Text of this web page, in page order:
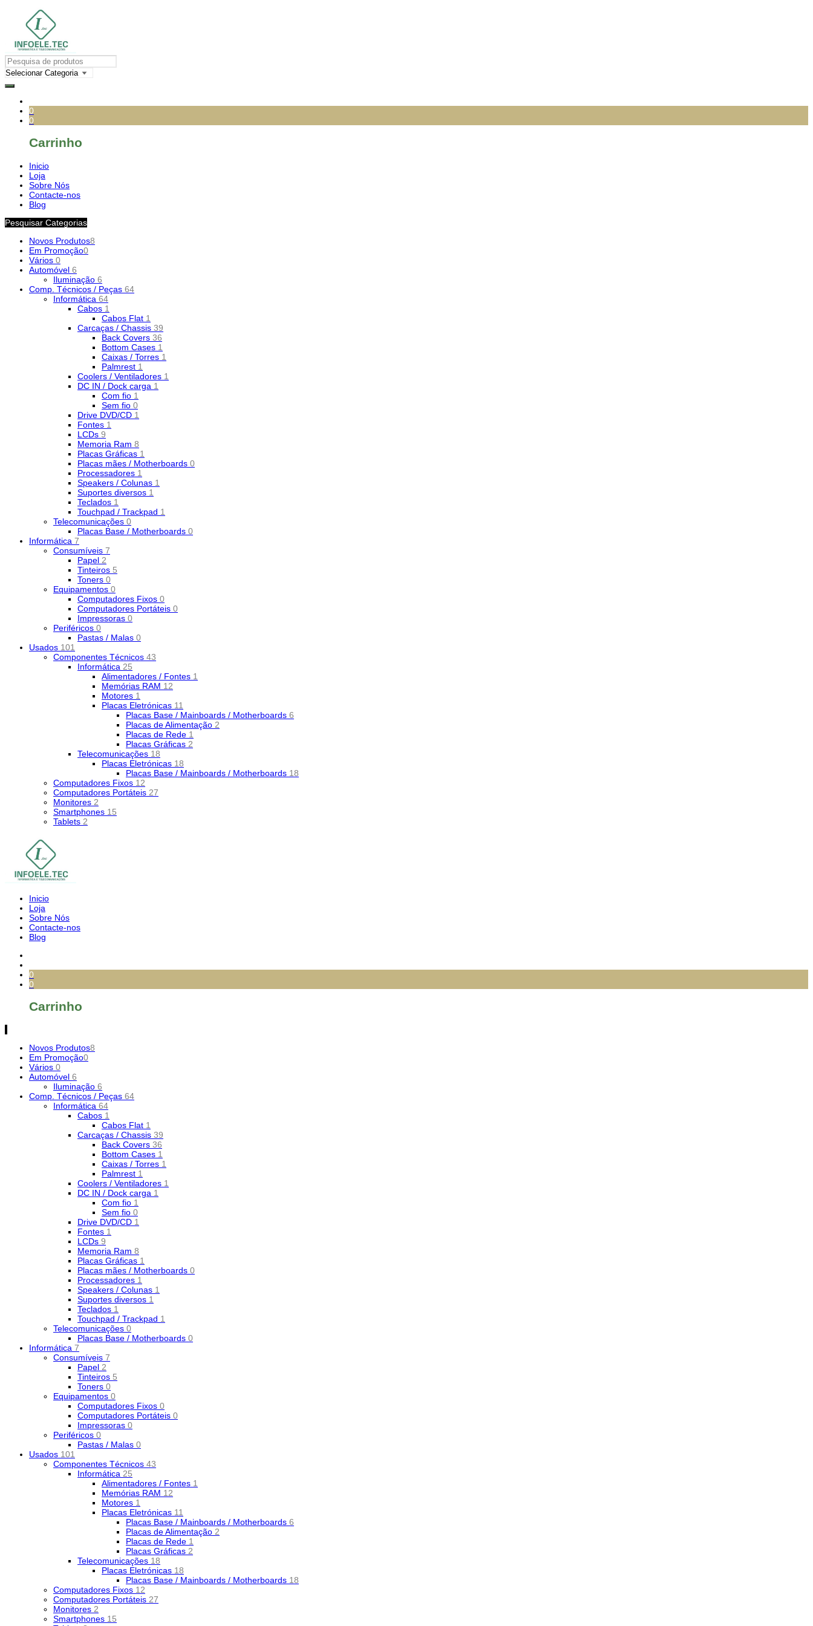
0
0
Carrinho
Inicio
Loja
Sobre Nós
Contacte-nos
Blog
Pesquisar Categorias
Novos Produtos8
Em Promoção0
Vários 0
Automóvel 6
Iluminação 6
Comp. Técnicos / Peças 64
Informática 64
Cabos 1
Cabos Flat 1
Carcaças / Chassis 39
Back Covers 36
Bottom Cases 1
Caixas / Torres 1
Palmrest 1
Coolers / Ventiladores 1
DC IN / Dock carga 1
Com fio 1
Sem fio 0
Drive DVD/CD 1
Fontes 1
LCDs 9
Memoria Ram 8
Placas Gráficas 1
Placas mães / Motherboards 0
Processadores 1
Speakers / Colunas 1
Suportes diversos 1
Teclados 1
Touchpad / Trackpad 1
Telecomunicações 0
Placas Base / Motherboards 0
Informática 7
Consumíveis 7
Papel 2
Tinteiros 5
Toners 0
Equipamentos 0
Computadores Fixos 0
Computadores Portáteis 0
Impressoras 0
Periféricos 0
Pastas / Malas 0
Usados 101
Componentes Técnicos 43
Informática 25
Alimentadores / Fontes 1
Memórias RAM 12
Motores 1
Placas Eletrónicas 11
Placas Base / Mainboards / Motherboards 6
Placas de Alimentação 2
Placas de Rede 1
Placas Gráficas 2
Telecomunicações 18
Placas Eletrónicas 18
Placas Base / Mainboards / Motherboards 18
Computadores Fixos 12
Computadores Portáteis 27
Monitores 2
Smartphones 15
Tablets 2
Inicio
Loja
Sobre Nós
Contacte-nos
Blog
0
0
Carrinho
Novos Produtos8
Em Promoção0
Vários 0
Automóvel 6
Iluminação 6
Comp. Técnicos / Peças 64
Informática 64
Cabos 1
Cabos Flat 1
Carcaças / Chassis 39
Back Covers 36
Bottom Cases 1
Caixas / Torres 1
Palmrest 1
Coolers / Ventiladores 1
DC IN / Dock carga 1
Com fio 1
Sem fio 0
Drive DVD/CD 1
Fontes 1
LCDs 9
Memoria Ram 8
Placas Gráficas 1
Placas mães / Motherboards 0
Processadores 1
Speakers / Colunas 1
Suportes diversos 1
Teclados 1
Touchpad / Trackpad 1
Telecomunicações 0
Placas Base / Motherboards 0
Informática 7
Consumíveis 7
Papel 2
Tinteiros 5
Toners 0
Equipamentos 0
Computadores Fixos 0
Computadores Portáteis 0
Impressoras 0
Periféricos 0
Pastas / Malas 0
Usados 101
Componentes Técnicos 43
Informática 25
Alimentadores / Fontes 1
Memórias RAM 12
Motores 1
Placas Eletrónicas 11
Placas Base / Mainboards / Motherboards 6
Placas de Alimentação 2
Placas de Rede 1
Placas Gráficas 2
Telecomunicações 18
Placas Eletrónicas 18
Placas Base / Mainboards / Motherboards 18
Computadores Fixos 12
Computadores Portáteis 27
Monitores 2
Smartphones 15